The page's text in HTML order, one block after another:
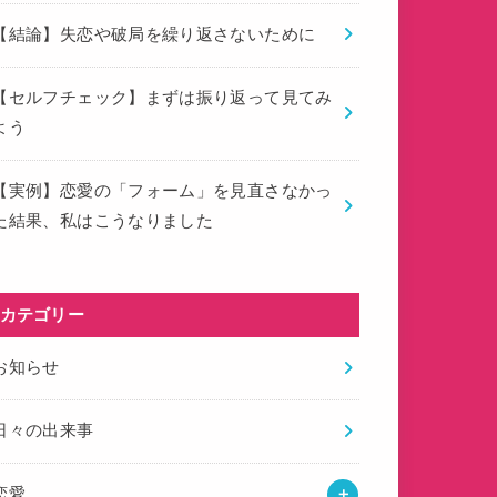
【結論】失恋や破局を繰り返さないために
【セルフチェック】まずは振り返って見てみ
う
【実例】恋愛の「フォーム」を見直さなかっ
結果、私はこうなりました
カテゴリー
知らせ
々の出来事